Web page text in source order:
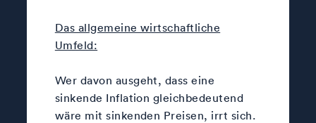
Das allgemeine wirtschaftliche
Umfeld:
Wer davon ausgeht, dass eine
sinkende Inflation gleichbedeutend
wäre mit sinkenden Preisen, irrt sich.